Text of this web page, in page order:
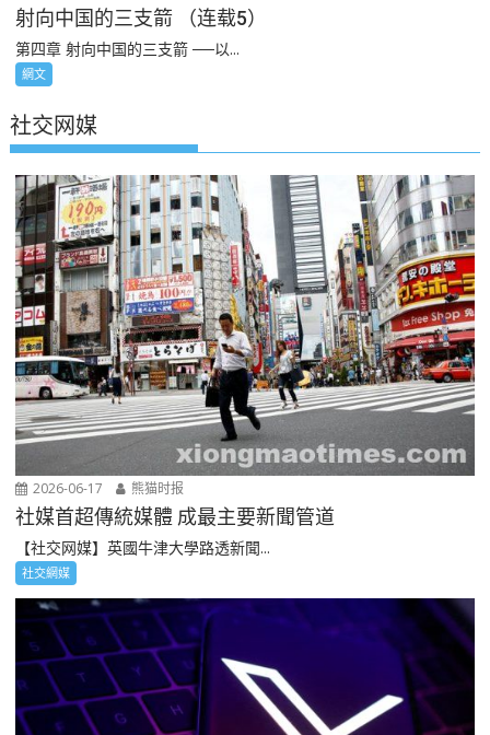
射向中国的三支箭 （连载5）
第四章 射向中国的三支箭 ──以...
網文
社交网媒
2026-06-17 熊猫时报
社媒首超傳統媒體 成最主要新聞管道
【社交网媒】英國牛津大學路透新聞...
社交網媒